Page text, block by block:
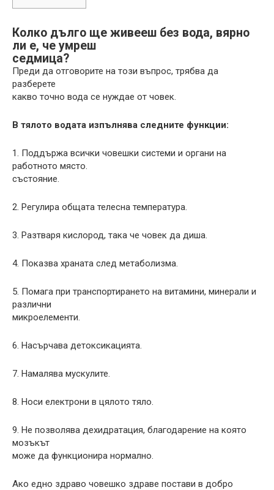
Колко дълго ще живееш без вода, вярно
ли е, че умреш
седмица?
Преди да отговорите на този въпрос, трябва да
разберете
какво точно вода се нуждае от човек.
В тялото водата изпълнява следните функции:
1. Поддържа всички човешки системи и органи на
работното място.
състояние.
2. Регулира общата телесна температура.
3. Разтваря кислород, така че човек да диша.
4. Показва храната след метаболизма.
5. Помага при транспортирането на витамини, минерали и
различни
микроелементи.
6. Насърчава детоксикацията.
7. Намалява мускулите.
8. Носи електрони в цялото тяло.
9. Не позволява дехидратация, благодарение на която
мозъкът
може да функционира нормално.
Ако едно здраво човешко здраве постави в добро